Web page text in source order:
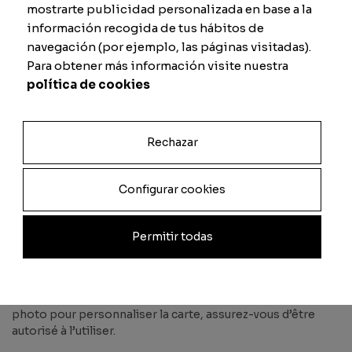
commis une erreur lors de la personnalisation de la carte.
Pour ce faire, vous devez nous fournir des photos
démontrant les dommages ou erreurs.
Si pour quelque raison que ce soit le produit n’arrive pas
dans un délai de 15 jours ouvrés à compter du jour de son
considérons le paquet comme perdu. Dans ce cas, nous
procédons à un nouvel envoi.
Conditions
En achetant sur FutCards, vous acceptez nos T et C qui
également de publier les cartes sur nos réseaux sociaux ou
photo pour personnaliser la carte, assurez-vous d’être
autorisé à l’utiliser.
mostrarte publicidad personalizada en base a la
información recogida de tus hábitos de
navegación (por ejemplo, las páginas visitadas).
Para obtener más información visite nuestra
política de cookies
Rechazar
Configurar cookies
Permitir todas